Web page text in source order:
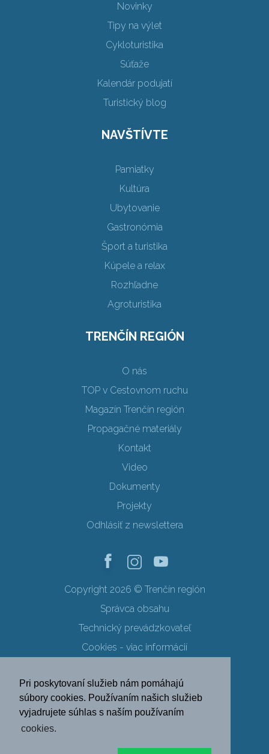
Pri poskytovaní služieb nám pomáhajú
súbory cookies. Používaním našich služieb
vyjadrujete súhlas s naším používaním
cookies.
Novinky
Tipy na výlet
Cykloturistika
Súťaže
Kalendár podujatí
Turistický blog
NAVŠTÍVTE
Pamiatky
Kultúra
Ubytovanie
Gastronómia
Šport a turistika
Kúpele a relax
Rozhľadne
Agroturistika
TRENČÍN REGIÓN
O nás
TOP v Cestovnom ruchu
Magazín Trenčín región
Propagačné materiály
Kontakt
Video
Dokumenty
Projekty
Odhlásiť z newslettera
Copyright 2026 © Trenčín región
Správca obsahu
Technický prevádzkovateľ
Cookies - viac informácií
Ochrana osobných údajov
SK EN DE
PL